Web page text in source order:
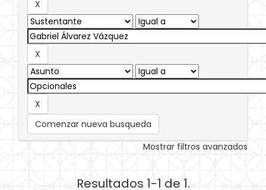
Comenzar nueva busqueda
Mostrar filtros avanzados
Resultados 1-1 de 1.